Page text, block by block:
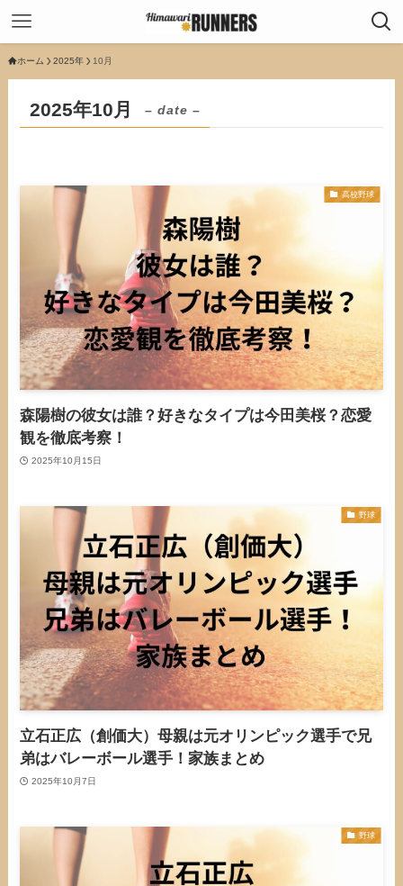
ホーム 2025年 10月
2025年10月 – date –
高校野球
森陽樹の彼女は誰？好きなタイプは今田美桜？恋愛
観を徹底考察！
2025年10月15日
野球
立石正広（創価大）母親は元オリンピック選手で兄
弟はバレーボール選手！家族まとめ
2025年10月7日
野球